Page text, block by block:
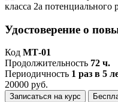
Удостоверение о
Код МТ-01
Продолжительность 72 ч.
Периодичность 1 раз в 5
20000 руб.
Записаться на курс